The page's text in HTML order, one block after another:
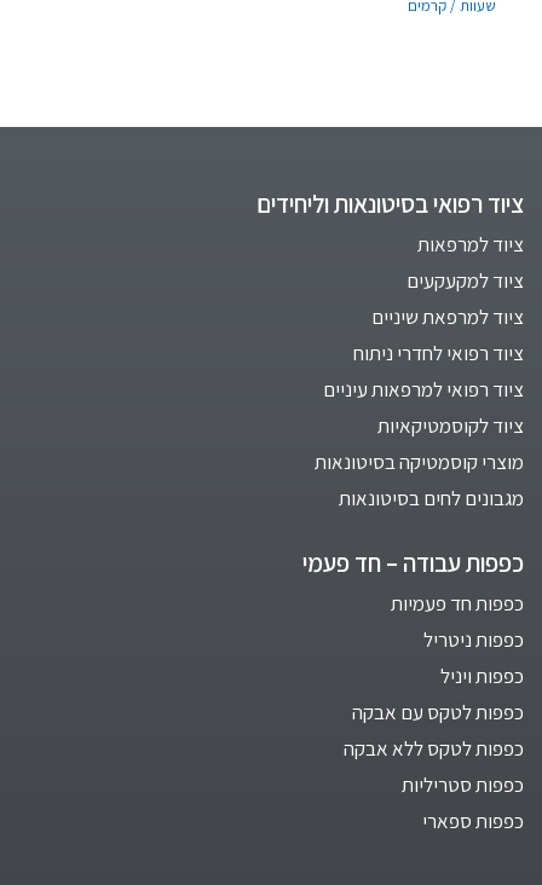
שעוות / קרמים
ציוד רפואי בסיטונאות וליחידים
ציוד למרפאות
ציוד למקעקעים
ציוד למרפאת שיניים
ציוד רפואי לחדרי ניתוח
ציוד רפואי למרפאות עיניים
ציוד לקוסמטיקאיות
מוצרי קוסמטיקה בסיטונאות
מגבונים לחים בסיטונאות
כפפות עבודה – חד פעמי
כפפות חד פעמיות
כפפות ניטריל
כפפות ויניל
כפפות לטקס עם אבקה
כפפות לטקס ללא אבקה
כפפות סטריליות
כפפות ספארי